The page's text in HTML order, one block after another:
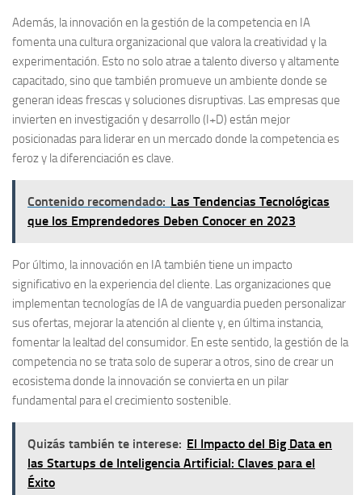
Además, la innovación en la gestión de la competencia en IA
fomenta una cultura organizacional que valora la creatividad y la
experimentación. Esto no solo atrae a talento diverso y altamente
capacitado, sino que también promueve un ambiente donde se
generan ideas frescas y soluciones disruptivas. Las empresas que
invierten en investigación y desarrollo (I+D) están mejor
posicionadas para liderar en un mercado donde la competencia es
feroz y la diferenciación es clave.
Contenido recomendado: Las Tendencias Tecnológicas
que los Emprendedores Deben Conocer en 2023
Por último, la innovación en IA también tiene un impacto
significativo en la experiencia del cliente. Las organizaciones que
implementan tecnologías de IA de vanguardia pueden personalizar
sus ofertas, mejorar la atención al cliente y, en última instancia,
fomentar la lealtad del consumidor. En este sentido, la gestión de la
competencia no se trata solo de superar a otros, sino de crear un
ecosistema donde la innovación se convierta en un pilar
fundamental para el crecimiento sostenible.
Quizás también te interese: El Impacto del Big Data en
las Startups de Inteligencia Artificial: Claves para el
Éxito